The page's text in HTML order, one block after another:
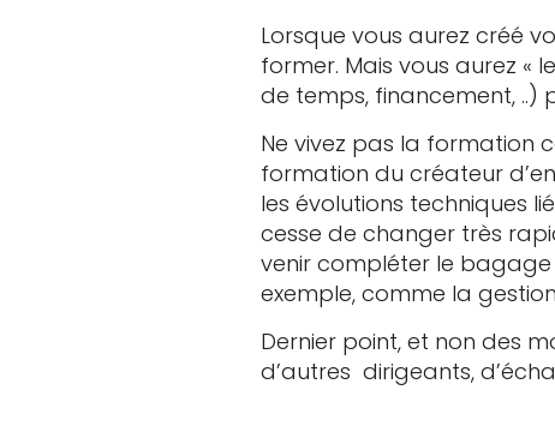
Lorsque vous aurez créé
former. Mais vous aurez «
de temps, financement, ..)
Ne vivez pas la formation
formation du créateur
les évolutions techniques
cesse de changer très
venir compléter le bagage
exemple, comme la
Dernier point, et non des
d’autres dirigeants,